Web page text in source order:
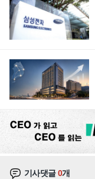
기사댓글0개